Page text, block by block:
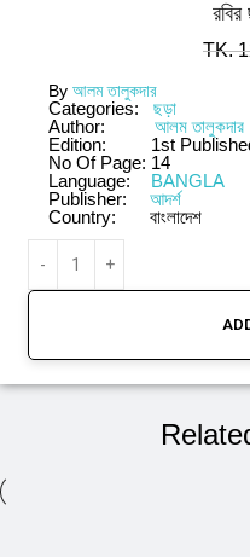
TK.
By আলম তালুকদার
Categories:
ছড়া
Author:
আলম তালুকদার
Edition:
1st
No Of Page: 14
Language:
BANGLA
Publisher:
আদর্শ
Country:
বাংলাদেশ